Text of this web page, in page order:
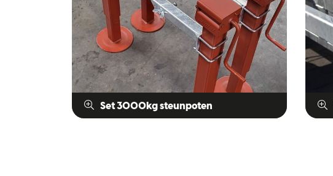
Set 3000kg steunpoten